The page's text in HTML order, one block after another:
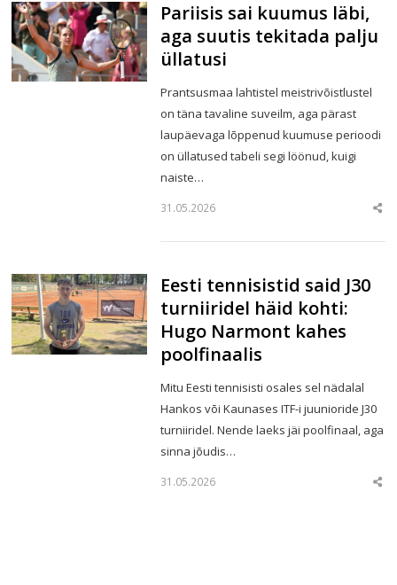
Pariisis sai kuumus läbi,
aga suutis tekitada palju
üllatusi
Prantsusmaa lahtistel meistrivõistlustel
on täna tavaline suveilm, aga pärast
laupäevaga lõppenud kuumuse perioodi
on üllatused tabeli segi löönud, kuigi
naiste…
31.05.2026
Eesti tennisistid said J30
turniiridel häid kohti:
Hugo Narmont kahes
poolfinaalis
Mitu Eesti tennisisti osales sel nädalal
Hankos või Kaunases ITF-i juunioride J30
turniiridel. Nende laeks jäi poolfinaal, aga
sinna jõudis…
31.05.2026